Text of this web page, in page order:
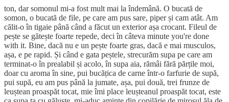
ton, dar somonul mi-a fost mult mai la îndemână. O bucată de
somon, o bucată de file, pe care am pus sare, piper și cam atât. Am
călit-o în tigaie până când a făcut un exterior așa crocant. Fileul de
pește se gătește foarte repede, deci în câteva minute you're done
with it. Bine, dacă nu e un pește foarte gras, dacă e mai musculos,
așa, e pe rapid. Și când e gata peștele, strecurăm supa pe care am
terminat-o în prealabil și acolo, în supa aia, rămâi fără părțile moi,
doar cu aroma în sine, pui bucățica de carne într-o farfurie de supă,
pui supă, eu am pus până la jumate, așa, pui două, trei frunze de
leuștean proaspăt tocat, mie îmi place leușteanul proaspăt tocat, este